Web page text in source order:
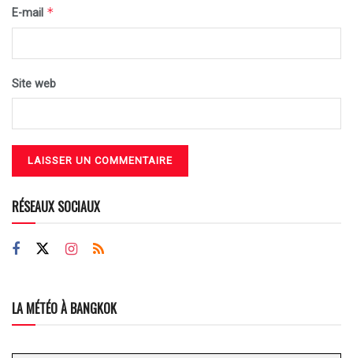
E-mail *
Site web
RÉSEAUX SOCIAUX
LA MÉTÉO À BANGKOK